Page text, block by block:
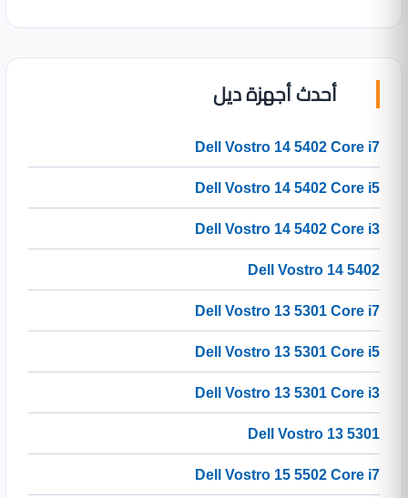
أحدث أجهزة ديل
Dell Vostro 14 5402 Core i7
Dell Vostro 14 5402 Core i5
Dell Vostro 14 5402 Core i3
Dell Vostro 14 5402
Dell Vostro 13 5301 Core i7
Dell Vostro 13 5301 Core i5
Dell Vostro 13 5301 Core i3
Dell Vostro 13 5301
Dell Vostro 15 5502 Core i7